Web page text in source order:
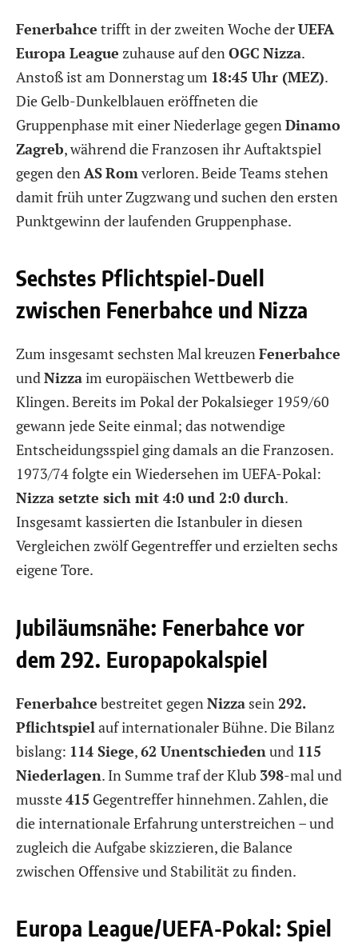
Fenerbahce trifft in der zweiten Woche derUEFA
Europa League zuhause auf den OGC Nizza.
Anstoß ist am Donnerstag um 18:45 Uhr (MEZ).
Die Gelb-Dunkelblauen eröffneten die
Gruppenphase mit einer Niederlage gegen Dinamo
Zagreb, während die Franzosen ihr Auftaktspiel
gegen den ASRom verloren. Beide Teams stehen
damit früh unter Zugzwang und suchen den ersten
Punktgewinn der laufenden Gruppenphase.
Sechstes Pflichtspiel-Duell
zwischen Fenerbahce und Nizza
Zum insgesamt sechsten Mal kreuzenFenerbahce
undNizzaim europäischen Wettbewerb die
Klingen. Bereits im Pokal der Pokalsieger 1959/60
gewann jede Seite einmal; das notwendige
Entscheidungsspiel ging damals an die Franzosen.
1973/74 folgte ein Wiedersehen im UEFA-Pokal:
Nizza setzte sich mit 4:0 und 2:0 durch.
Insgesamt kassierten die Istanbuler in diesen
Vergleichen zwölf Gegentreffer und erzielten sechs
eigene Tore.
Jubiläumsnähe: Fenerbahce vor
dem 292. Europapokalspiel
Fenerbahce bestreitet gegenNizza sein292.
Pflichtspielauf internationaler Bühne. Die Bilanz
bislang: 114 Siege,62 Unentschiedenund 115
Niederlagen. In Summe traf der Klub 398-mal und
musste415 Gegentreffer hinnehmen. Zahlen, die
die internationale Erfahrung unterstreichen – und
zugleich die Aufgabe skizzieren, die Balance
zwischen Offensive und Stabilität zu finden.
Europa League/UEFA-Pokal: Spiel